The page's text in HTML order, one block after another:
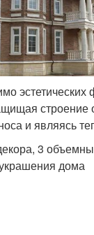
эстетических
строение
и являясь
3
дома